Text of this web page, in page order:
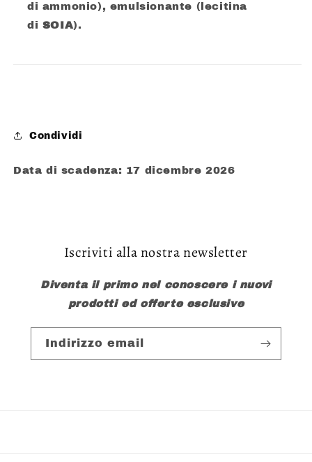
di ammonio), emulsionante (lecitina
di SOIA).
Condividi
Data di scadenza: 17 dicembre 2026
Iscriviti alla nostra newsletter
Diventa il primo nel conoscere i nuovi
prodotti ed offerte esclusive
Indirizzo email